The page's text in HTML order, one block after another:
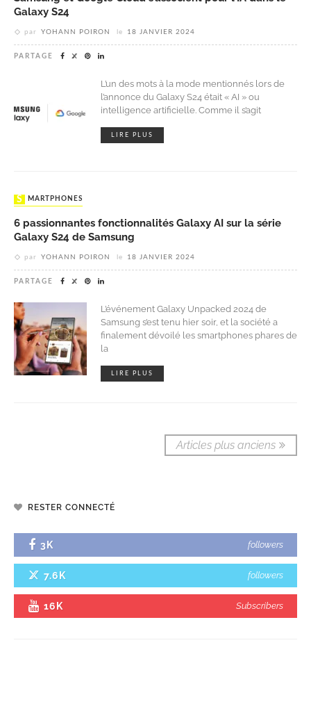
Galaxy S24
par YOHANN POIRON le 18 JANVIER 2024
PARTAGE
L’un des mots à la mode mentionnés lors de
l’annonce du Galaxy S24 était « AI » ou
intelligence artificielle. Comme il s’agit
LIRE PLUS
SMARTPHONES
6 passionnantes fonctionnalités Galaxy AI sur la série
Galaxy S24 de Samsung
par YOHANN POIRON le 18 JANVIER 2024
PARTAGE
L’événement Galaxy Unpacked 2024 de
Samsung s’est tenu hier soir, et la société a
finalement dévoilé les smartphones phares de
la
LIRE PLUS
Articles plus anciens
RESTER CONNECTÉ
3K followers
7.6K followers
16K Subscribers